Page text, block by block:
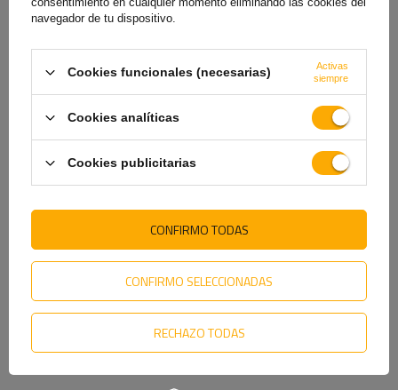
Guardabarros tándem para
remolque de 14-15" DE
rueda 1550/220mm
Producto disponible en
grandes cantidades
43,99 €
Guardabarros tándem para
Producto disponible en
grandes cantidades
81,19 €
navegador de tu dispositivo.
Cookies funcionales (necesarias)
Activas
siempre
Cookies analíticas
Cookies publicitarias
CONFIRMO SELECCIONADAS
RECHAZO TODAS
CONFIRMO TODAS